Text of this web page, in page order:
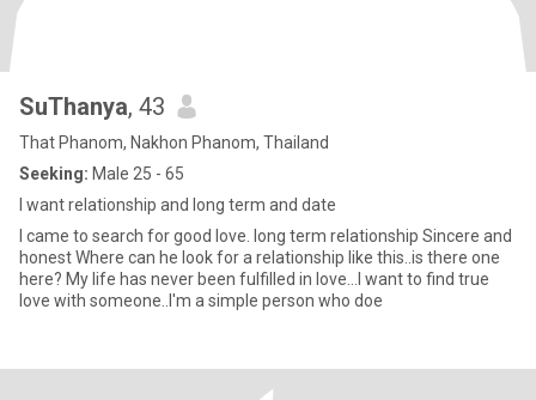
SuThanya, 43
That Phanom, Nakhon Phanom, Thailand
Seeking: Male 25 - 65
I want relationship and long term and date
I came to search for good love. long term relationship Sincere and
honest Where can he look for a relationship like this..is there one
here? My life has never been fulfilled in love...I want to find true
love with someone..I'm a simple person who doe